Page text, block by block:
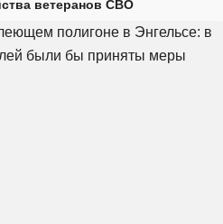
ветеранов СВО